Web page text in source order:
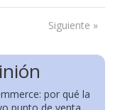
Siguiente »
por qué la